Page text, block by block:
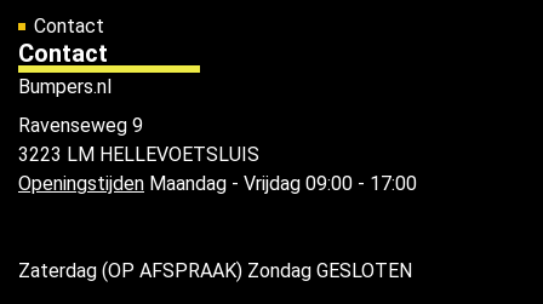
Contact
Contact
Bumpers.nl
Ravenseweg 9
3223 LM HELLEVOETSLUIS
Openingstijden Maandag - Vrijdag 09:00 - 17:00
Zaterdag (OP AFSPRAAK) Zondag GESLOTEN